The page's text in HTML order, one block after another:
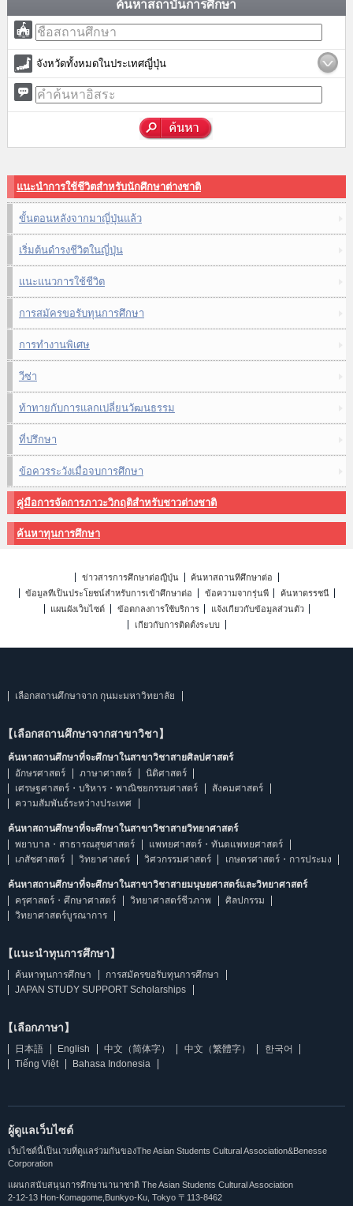
ค้นหาสถาบันการศึกษา
จังหวัดทั้งหมดในประเทศญี่ปุ่น
แนะนำการใช้ชีวิตสำหรับนักศึกษาต่างชาติ
ขั้นตอนหลังจากมาญี่ปุ่นแล้ว
เริ่มต้นดำรงชีวิตในญี่ปุ่น
แนะแนวการใช้ชีวิต
การสมัครขอรับทุนการศึกษา
การทำงานพิเศษ
วีซ่า
ท้าทายกับการแลกเปลี่ยนวัฒนธรรม
ที่ปรึกษา
ข้อควรระวังเมื่อจบการศึกษา
คู่มือการจัดการภาวะวิกฤติสำหรับชาวต่างชาติ
ค้นหาทุนการศึกษา
ข่าวสารการศึกษาต่อญี่ปุ่น
ค้นหาสถานที่ศึกษาต่อ
ข้อมูลที่เป็นประโยชน์สำหรับการเข้าศึกษาต่อ
ข้อความจากรุ่นพี่
ค้นหาดรรชนี
แผนผังเว็บไซต์
ข้อตกลงการใช้บริการ
แจ้งเกี่ยวกับข้อมูลส่วนตัว
เกี่ยวกับการติดตั้งระบบ
เลือกสถานศึกษาจาก กุนมะมหาวิทยาลัย
【เลือกสถานศึกษาจากสาขาวิชา】
ค้นหาสถานศึกษาที่จะศึกษาในสาขาวิชาสายศิลปศาสตร์
อักษรศาสตร์
ภาษาศาสตร์
นิติศาสตร์
เศรษฐศาสตร์・บริหาร・พาณิชยกรรมศาสตร์
สังคมศาสตร์
ความสัมพันธ์ระหว่างประเทศ
ค้นหาสถานศึกษาที่จะศึกษาในสาขาวิชาสายวิทยาศาสตร์
พยาบาล・สาธารณสุขศาสตร์
แพทยศาสตร์・ทันตแพทยศาสตร์
เภสัชศาสตร์
วิทยาศาสตร์ วิศวกรรมศาสตร์ เกษตรศาสตร์・การประมง
ค้นหาสถานศึกษาที่จะศึกษาในสาขาวิชาสายมนุษยศาสตร์และวิทยาศาสตร์
ครุศาสตร์・ศึกษาศาสตร์
วิทยาศาสตร์ชีวภาพ
ศิลปกรรม
วิทยาศาสตร์บูรณาการ
【แนะนำทุนการศึกษา】
ค้นหาทุนการศึกษา
การสมัครขอรับทุนการศึกษา
JAPAN STUDY SUPPORT Scholarships
【เลือกภาษา】
日本語 English 中文（简体字） 中文（繁體字）
한국어
Tiếng Việt
Bahasa Indonesia
ผู้ดูแลเว็บไซต์
เว็บไซต์นี้เป็นเวบที่ดูแลร่วมกันของThe Asian Students Cultural Association&Benesse
Corporation
แผนกสนับสนุนการศึกษานานาชาติ The Asian Students Cultural Association
2-12-13 Hon-Komagome,Bunkyo-Ku, Tokyo 〒113-8462